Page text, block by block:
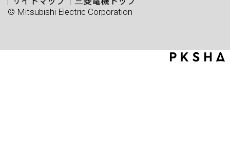
© Mitsubishi Electric Corporation